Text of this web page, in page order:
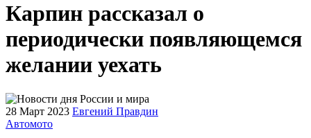
Карпин рассказал о
периодически появляющемся
желании уехать
28 Март 2023 Евгений Правдин
Автомото